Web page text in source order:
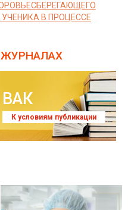
В ПРОЦЕССЕ
ВАК
К условиям публикации